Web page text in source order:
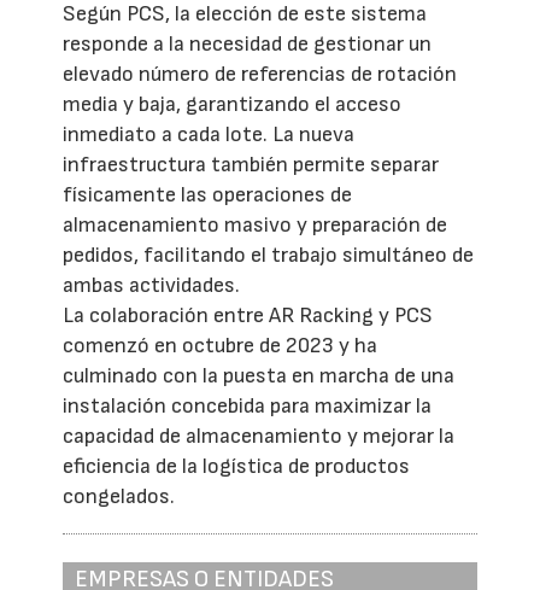
Según PCS, la elección de este sistema
responde a la necesidad de gestionar un
elevado número de referencias de rotación
media y baja, garantizando el acceso
inmediato a cada lote. La nueva
infraestructura también permite separar
físicamente las operaciones de
almacenamiento masivo y preparación de
pedidos, facilitando el trabajo simultáneo de
ambas actividades.
La colaboración entre AR Racking y PCS
comenzó en octubre de 2023 y ha
culminado con la puesta en marcha de una
instalación concebida para maximizar la
capacidad de almacenamiento y mejorar la
eficiencia de la logística de productos
congelados.
EMPRESAS O ENTIDADES